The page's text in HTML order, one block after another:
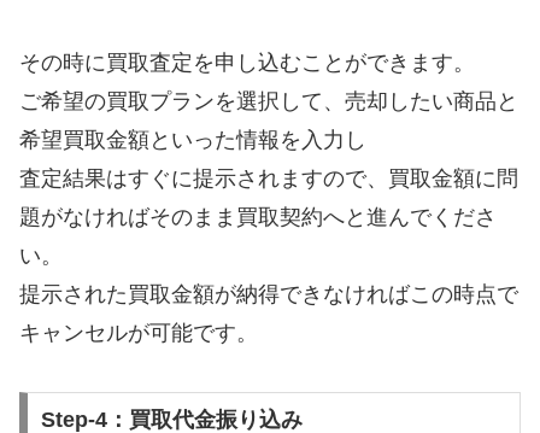
その時に買取査定を申し込むことができます。
ご希望の買取プランを選択して、売却したい商品と
希望買取金額といった情報を入力し
査定結果はすぐに提示されますので、買取金額に問
題がなければそのまま買取契約へと進んでくださ
い。
提示された買取金額が納得できなければこの時点で
キャンセルが可能です。
Step-4：買取代金振り込み